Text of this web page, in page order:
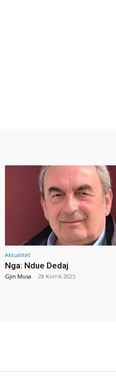
Aktualitet
Nga: Ndue Dedaj
Gjin Musa - 28 Korrik 2025